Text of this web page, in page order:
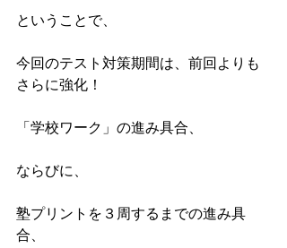
ということで、
今回のテスト対策期間は、前回よりも
さらに強化！
「学校ワーク」の進み具合、
ならびに、
塾プリントを３周するまでの進み具
合、